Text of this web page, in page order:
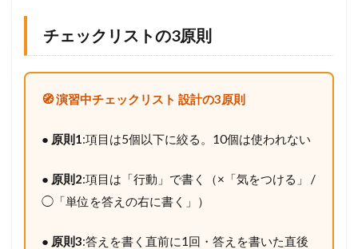
チェックリストの3原則
🧭 演習中チェックリスト 設計の3原則
● 原則1:項目は5個以下に絞る。10個は使われない
● 原則2:項目は「行動」で書く（×「気をつける」 /
◯「単位を答えの右に書く」）
● 原則3:答えを書く直前に1回・答えを書いた直後